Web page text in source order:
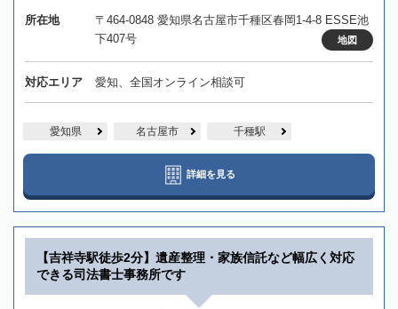
所在地
〒464-0848 愛知県名古屋市千種区春岡1-4-8 ESSE池
下407号
地図
対応エリア 愛知、全国オンライン相談可
愛知県 名古屋市 千種駅
詳細を見る
【吉祥寺駅徒歩2分】遺産整理・家族信託など幅広く対応
できる司法書士事務所です